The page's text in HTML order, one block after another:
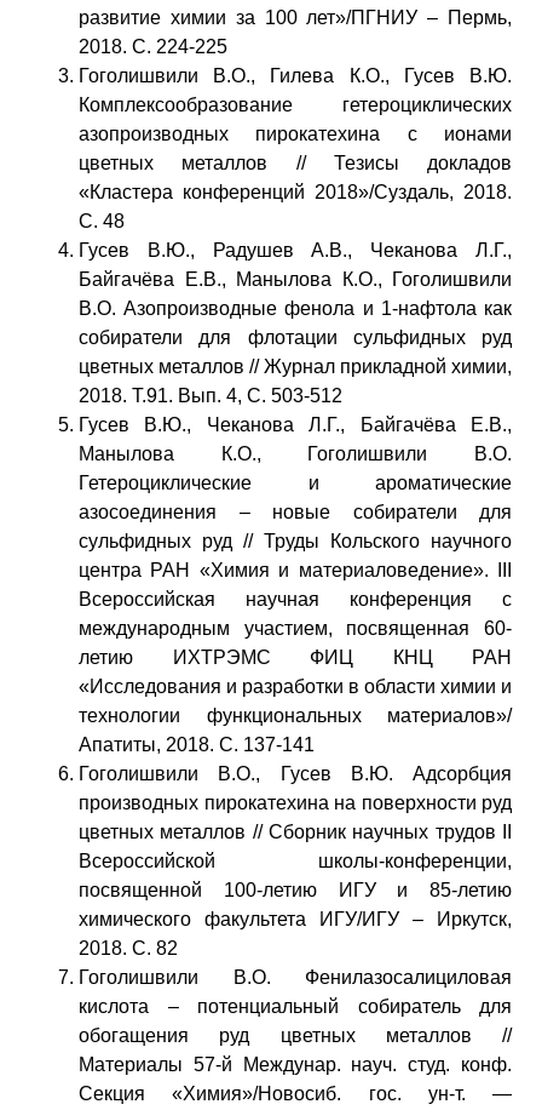
развитие химии за 100 лет»/ПГНИУ – Пермь,
2018. С. 224-225
Гоголишвили В.О., Гилева К.О., Гусев В.Ю.
Комплексообразование гетероциклических
азопроизводных пирокатехина с ионами
цветных металлов // Тезисы докладов
«Кластера конференций 2018»/Суздаль, 2018.
С. 48
Гусев В.Ю., Радушев А.В., Чеканова Л.Г.,
Байгачёва Е.В., Манылова К.О., Гоголишвили
В.О. Азопроизводные фенола и 1-нафтола как
собиратели для флотации сульфидных руд
цветных металлов // Журнал прикладной химии,
2018. Т.91. Вып. 4, С. 503-512
Гусев В.Ю., Чеканова Л.Г., Байгачёва Е.В.,
Манылова К.О., Гоголишвили В.О.
Гетероциклические и ароматические
азосоединения – новые собиратели для
сульфидных руд // Труды Кольского научного
центра РАН «Химия и материаловедение». III
Всероссийская научная конференция с
международным участием, посвященная 60-
летию ИХТРЭМС ФИЦ КНЦ РАН
«Исследования и разработки в области химии и
технологии функциональных материалов»/
Апатиты, 2018. С. 137-141
Гоголишвили В.О., Гусев В.Ю. Адсорбция
производных пирокатехина на поверхности руд
цветных металлов // Сборник научных трудов II
Всероссийской школы-конференции,
посвященной 100-летию ИГУ и 85-летию
химического факультета ИГУ/ИГУ – Иркутск,
2018. С. 82
Гоголишвили В.О. Фенилазосалициловая
кислота – потенциальный собиратель для
обогащения руд цветных металлов //
Материалы 57-й Междунар. науч. студ. конф.
Секция «Химия»/Новосиб. гос. ун-т. —